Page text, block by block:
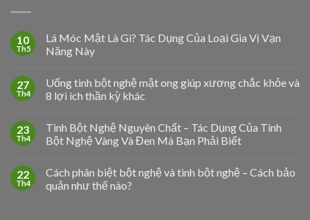
10
Th5
Lá Móc Mật Là Gì? Tác Dụng Của Loại Gia Vị Vạn
Năng Này
27
Th4
Uống tinh bột nghệ mật ong giúp xương chắc khỏe và
8 lợi ích thần kỳ khác
23
Th4
Tinh Bột Nghệ Nguyên Chất – Tác Dụng Của Tinh
Bột Nghệ Vàng Và Đen Mà Bạn Phải Biết
22
Th4
Cách phân biệt bột nghệ và tinh bột nghệ – Cách bảo
quản như thế nào?